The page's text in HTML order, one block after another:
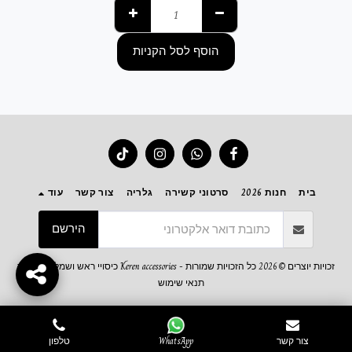
הוסף לסל הקניות
בית חנות 2026 סרטוני קשירה גלריה צור קשר עוד
הירשם
זכויות יוצרים © 2026 כל הזכויות שמורות -
Keren accessories כיסויי ראש ושמלות צנועות
תנאי שימוש
WhatsApp טלפון צור קשר